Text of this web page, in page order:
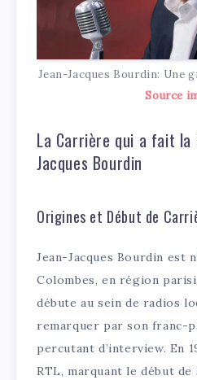
Jean-Jacques Bourdin: Une
Source
La Carrière qui a fait la
Jacques Bourdin
Origines et Début de
Jean-Jacques Bourdin est
Colombes, en région
débute au sein de radios
remarquer par son franc-
percutant d’interview. En
RTL, marquant le début de